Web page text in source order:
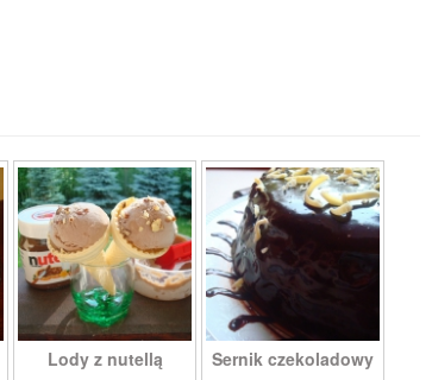
Lody z nutellą Sernik czekoladowy